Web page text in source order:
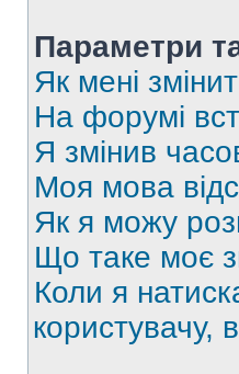
Параметри
Як мені
На форумі
Я змінив
Моя мова
Як я можу
Що таке моє
Коли я
користувачу,